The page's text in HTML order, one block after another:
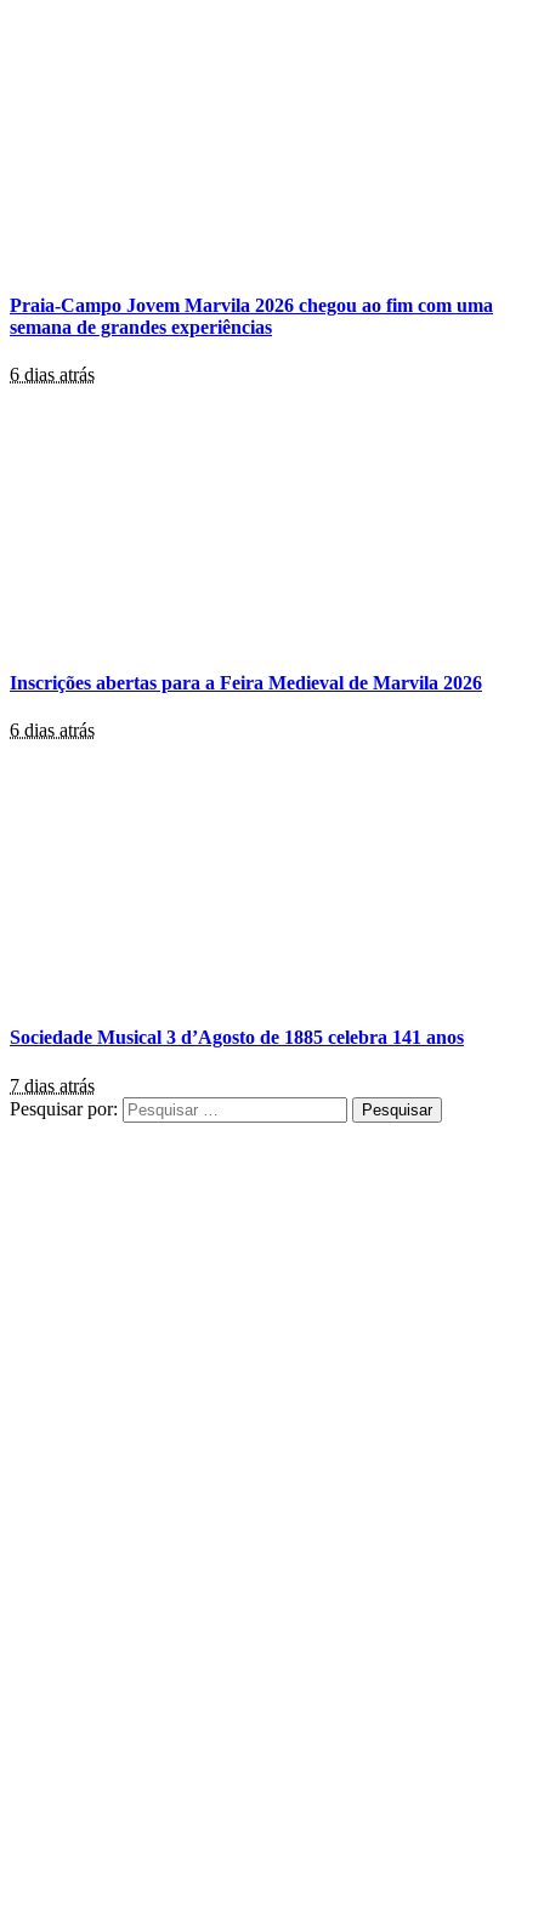
Praia-Campo Jovem Marvila 2026 chegou ao fim com uma
semana de grandes experiências
6 dias atrás
Inscrições abertas para a Feira Medieval de Marvila 2026
6 dias atrás
Sociedade Musical 3 d’Agosto de 1885 celebra 141 anos
7 dias atrás
Pesquisar por: